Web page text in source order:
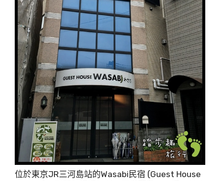
位於東京JR三河島站的Wasabi民宿 (Guest House